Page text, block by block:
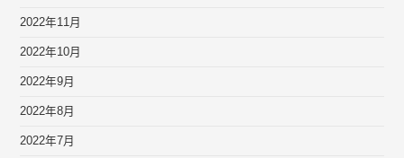
2022年11月
2022年10月
2022年9月
2022年8月
2022年7月